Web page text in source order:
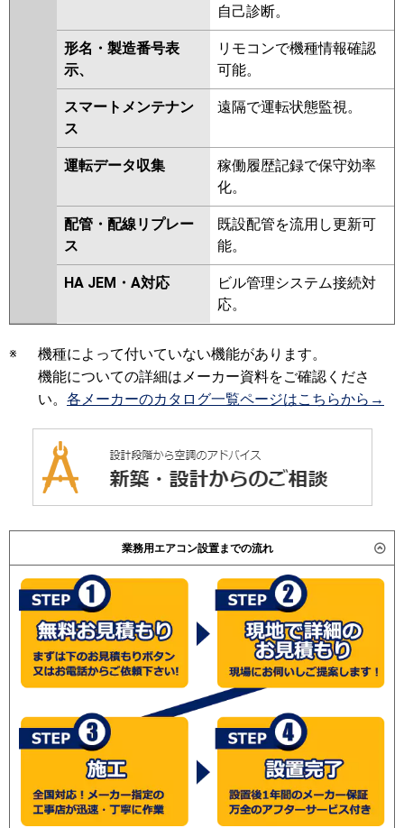
自己診断。
形名・製造番号表
示、
リモコンで機種情報確認
可能。
スマートメンテナン
ス
遠隔で運転状態監視。
運転データ収集
稼働履歴記録で保守効率
化。
配管・配線リプレー
ス
既設配管を流用し更新可
能。
HA JEM・A対応
ビル管理システム接続対
応。
※
機種によって付いていない機能があります。
機能についての詳細はメーカー資料をご確認くださ
い。 各メーカーのカタログ一覧ページはこちらから→
業務用エアコン設置までの流れ